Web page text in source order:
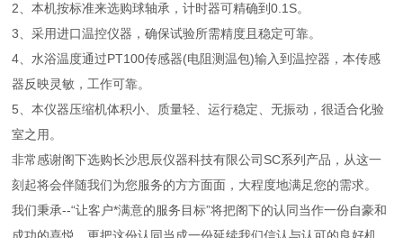
2、本机按标准来选购球轴承，计时器可精确到0.1S。
3、采用进口温控仪器，确保试验所需精度且稳定可靠。
4、水浴温度通过PT100传感器(电阻测温包)输入到温控器，本传感
器反映灵敏，工作可靠。
5、本仪器压缩机体积小、质量轻、运行稳定、无振动，很适合化验
室之用。
非常感谢阁下选购长沙思辰仪器科技有限公司SC系列产品，从这一
刻起将会伴随我们为您服务的方方面面，大程度地满足您的需求。
我们秉承--“让客户*满意的服务目标”将把阁下的认同当作一份自豪和